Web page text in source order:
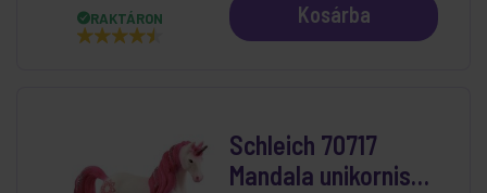
RAKTÁRON Kosárba
Schleich 70717
Mandala unikornis